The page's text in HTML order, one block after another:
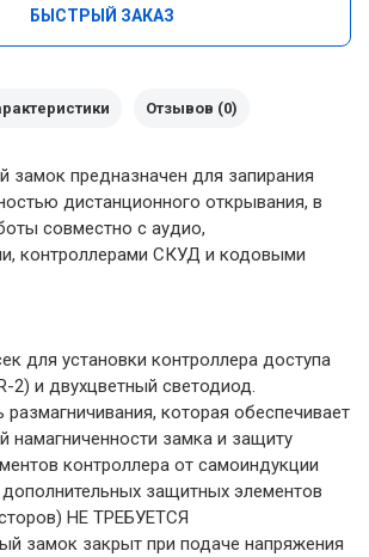
БЫСТРЫЙ ЗАКАЗ
Отзывов (0)
замок предназначен для запирания
дистанционного открывания, в
совместно с аудио,
контроллерами СКУД и кодовыми
для установки контроллера доступа
2) и двухцветный светодиод.
размагничивания, которая обеспечивает
намагниченности замка и защиту
контроллера от самоиндукции
защитных элементов
НЕ ТРЕБУЕТСЯ
замок закрыт при подаче напряжения